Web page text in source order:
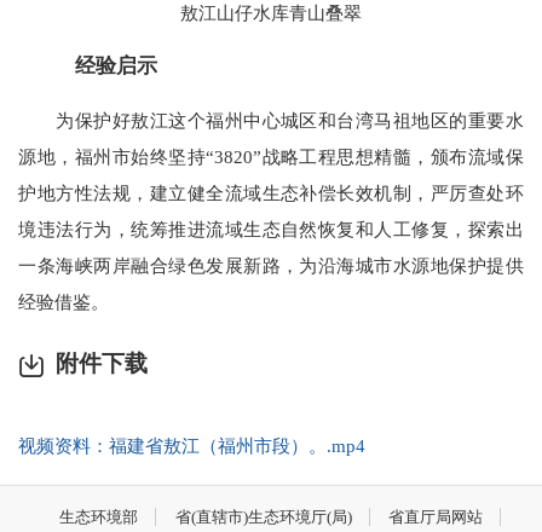
敖江山仔水库青山叠翠
经验启示
为保护好敖江这个福州中心城区和台湾马祖地区的重要水
源地，福州市始终坚持“3820”战略工程思想精髓，颁布流域保
护地方性法规，建立健全流域生态补偿长效机制，严厉查处环
境违法行为，统筹推进流域生态自然恢复和人工修复，探索出
一条海峡两岸融合绿色发展新路，为沿海城市水源地保护提供
经验借鉴。
附件下载
视频资料：福建省敖江（福州市段）。.mp4
生态环境部 省(直辖市)生态环境厅(局)
省直厅局网站